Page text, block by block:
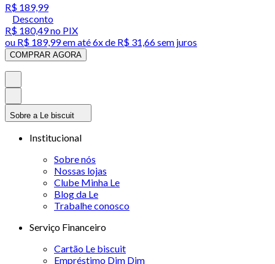
R$ 189,99
Desconto
R$ 180,49no PIX
ou R$ 189,99em até6x de R$ 31,66 sem juros
COMPRAR AGORA
Sobre a Le biscuit
Institucional
Sobre nós
Nossas lojas
Clube Minha Le
Blog da Le
Trabalhe conosco
Serviço Financeiro
Cartão Le biscuit
Empréstimo Dim Dim